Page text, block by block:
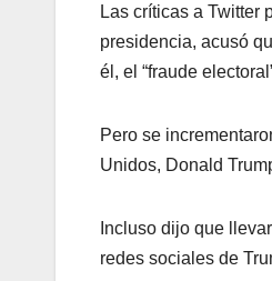
Las críticas a Twitter
presidencia, acusó
él, el “fraude
Pero se
Unidos, Donald
Incluso dijo que
redes sociales de